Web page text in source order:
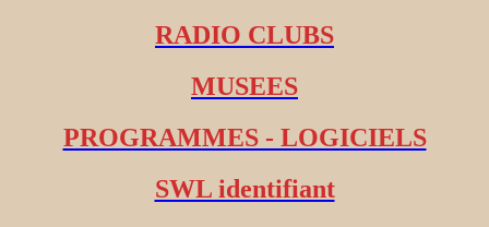
RADIO CLUBS
MUSEES
PROGRAMMES - LOGICIELS
SWL identifiant